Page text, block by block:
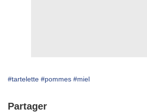
#tartelette #pommes #miel
Partager